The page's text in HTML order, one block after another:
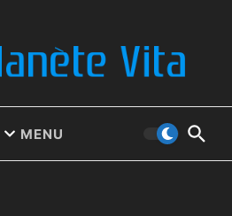
MENU